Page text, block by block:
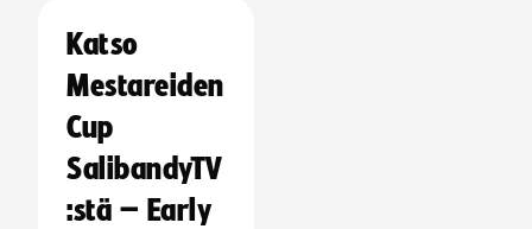
Katso
Mestareiden
Cup
SalibandyTV
:stä – Early